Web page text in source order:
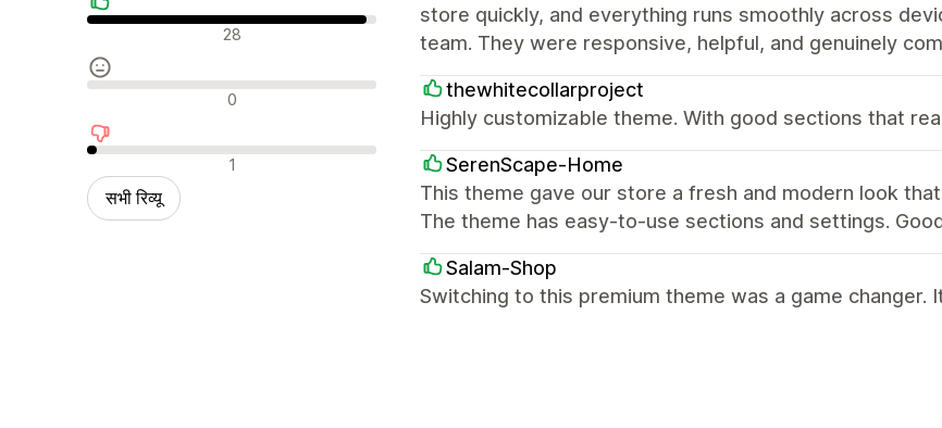
सकारात्मक रिव्यू 28
न्यूट्रल रिव्यू 0
नकारात्मक रिव्यू 1
सभी रिव्यू
store quickly, and everything runs smoothly across
team. They were responsive, helpful, and genuinely
thewhitecollarproject
Highly customizable theme. With good sections that
SerenScape-Home
This theme gave our store a fresh and modern look
The theme has easy-to-use sections and settings.
Salam-Shop
Switching to this premium theme was a game